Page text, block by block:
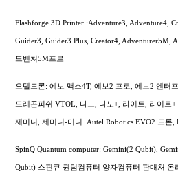
Flashforge 3D Printer :Adventure3, Adventure4,
Guider3, Guider3 Plus, Creator4, Adventurer5M,
드벤쳐5M프로
오텔드론: 에보 맥스4T, 에보2 프로, 에보2 엔터
드래곤피쉬 VTOL, 나노, 나노+, 라이트, 라이트+
제미니, 제미니-미니 Autel Robotics EVO2 드론,
SpinQ Quantum computer: Gemini(2 Qubit),
Qubit) 스핀큐 퀀텀컴퓨터 양자컴퓨터 판매처